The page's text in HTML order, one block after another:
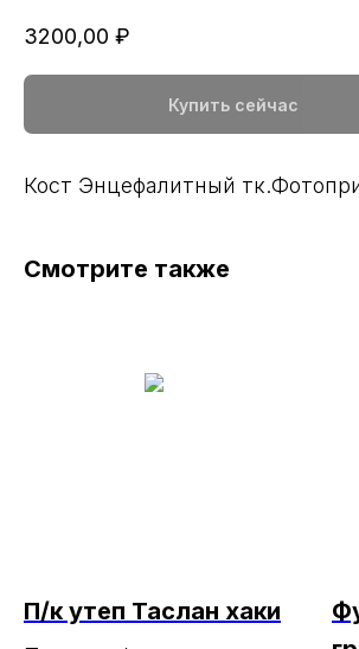
3200,00 ₽
Купить сейчас
Кост Энцефалитный
Смотрите также
П/к утеп Таслан хаки